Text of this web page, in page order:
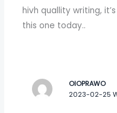
hivh quallity writing,
this one today..
OIOPRAWO
2023-02-25